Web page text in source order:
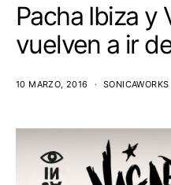
Pacha Ibiza y
vuelven a ir
10 MARZO, 2016 SONICAWORKS